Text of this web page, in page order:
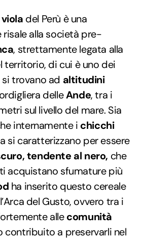
del Perù è una
risale alla società pre-
, strettamente legata alla
territorio, di cui è uno dei
trovano ad altitudini
delleAnde, tra i
sul livello del mare. Sia
internamente i chicchi
si caratterizzano per essere
tendente al nero, che
acquistano sfumature più
ha inserito questo cereale
del Gusto, ovvero tra i
allecomunità
contribuito a preservarli nel